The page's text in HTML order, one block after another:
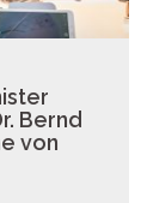
Bernd
von